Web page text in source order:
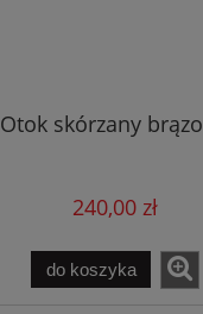
Otok skórzany
240,00 zł
do koszyka